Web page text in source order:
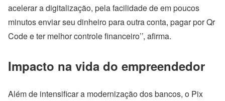
acelerar a digitalização, pela facilidade de em poucos
minutos enviar seu dinheiro para outra conta, pagar por Qr
Code e ter melhor controle financeiro’’, afirma.
Impacto na vida do empreendedor
Além de intensificar a modernização dos bancos, o Pix